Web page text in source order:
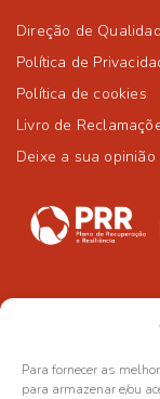
Para fornecer as
para armazenar e/ou
Direção de
Política de
Política de cookies
Livro de
Deixe a sua opinião